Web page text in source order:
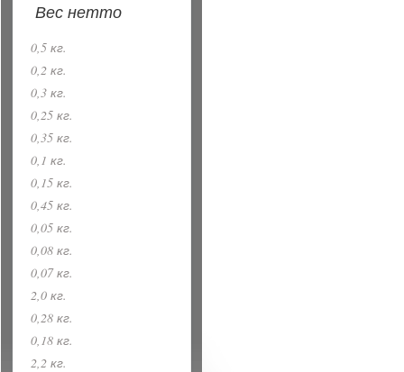
Вес нетто
0,5 кг.
0,2 кг.
0,3 кг.
0,25 кг.
0,35 кг.
0,1 кг.
0,15 кг.
0,45 кг.
0,05 кг.
0,08 кг.
0,07 кг.
2,0 кг.
0,28 кг.
0,18 кг.
2,2 кг.